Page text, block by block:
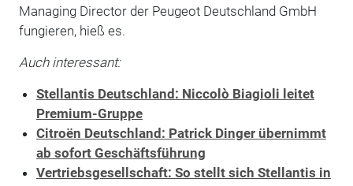
Managing Director der Peugeot Deutschland GmbH
fungieren, hieß es.
Auch interessant:
Stellantis Deutschland: Niccolò Biagioli leitet
Premium-Gruppe
Citroën Deutschland: Patrick Dinger übernimmt
ab sofort Geschäftsführung
Vertriebsgesellschaft: So stellt sich Stellantis in